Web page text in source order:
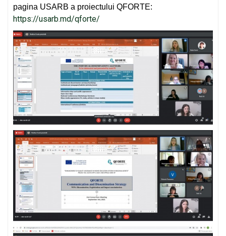
pagina USARB a proiectului QFORTE:
https://usarb.md/qforte/